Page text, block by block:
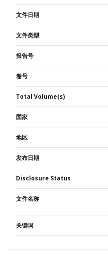
文件日期
文件类型
报告号
卷号
Total Volume(s)
国家
地区
发布日期
Disclosure Status
文件名称
关键词